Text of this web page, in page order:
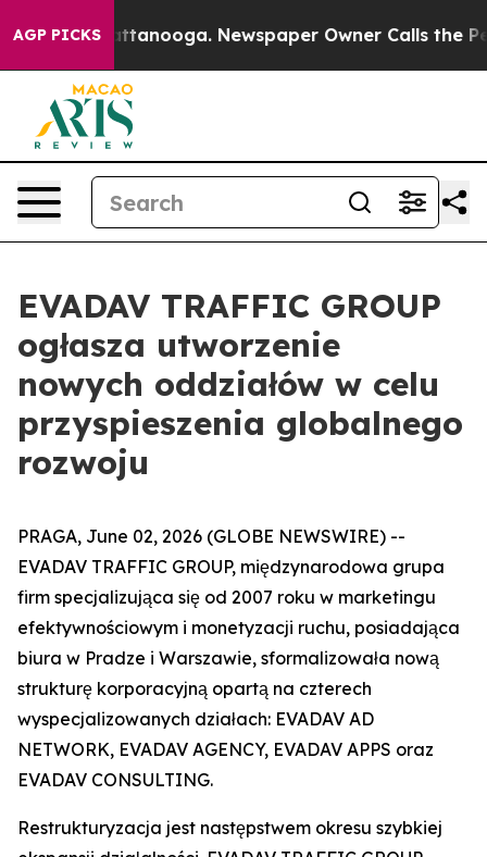
AGP PICKS
in Chattanooga. Newspaper Owner Calls the
EVADAV TRAFFIC GROUP
ogłasza utworzenie
nowych oddziałów w celu
przyspieszenia globalnego
rozwoju
PRAGA, June 02, 2026 (GLOBE NEWSWIRE) --
EVADAV TRAFFIC GROUP, międzynarodowa grupa
firm specjalizująca się od 2007 roku w marketingu
efektywnościowym i monetyzacji ruchu, posiadająca
biura w Pradze i Warszawie, sformalizowała nową
strukturę korporacyjną opartą na czterech
wyspecjalizowanych działach: EVADAV AD
NETWORK, EVADAV AGENCY, EVADAV APPS oraz
EVADAV CONSULTING.
Restrukturyzacja jest następstwem okresu szybkiej